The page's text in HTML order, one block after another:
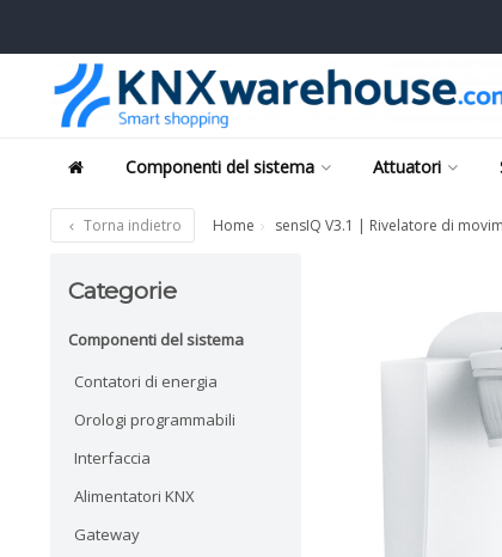
Componenti del sistema Attuatori
Torna indietro Home sensIQ V3.1 | Rivelatore di
Categorie
Componenti del sistema
Contatori di energia
Orologi programmabili
Interfaccia
Alimentatori KNX
Gateway